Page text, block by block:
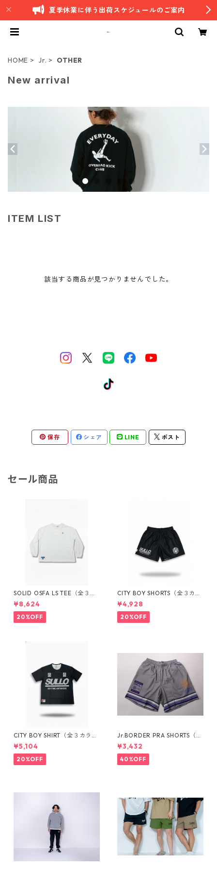
夏季休業に伴う出荷スケジュールのご案内
HOME Jr. OTHER
New arrival
ITEM LIST
該当する商品が見つかりませんでした。
保存 シェア LINE ポスト
セール商品
SOLID OSFA LS TEE（全３カ
ラー）1730101010
¥8,624
20%OFF
CITY BOY SHORTS（全３カラ
ー）1731104035
¥4,928
20%OFF
CITY BOY SHIRT（全３カラ
ー）1730101034
¥5,104
20%OFF
Jr.BORDER PRA SHORTS（全
３カラー）1721104024
¥3,432
40%OFF